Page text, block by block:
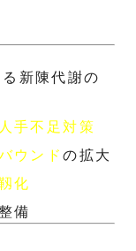
新陳代謝の
人手不足対策
ウンドの拡大
化
備